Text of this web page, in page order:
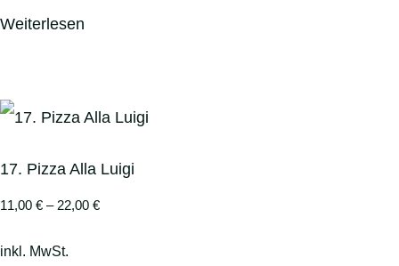
Weiterlesen
17. Pizza Alla Luigi
11,00 € – 22,00 €
inkl. MwSt.